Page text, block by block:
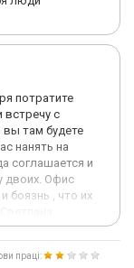
потратите
встречу с
там будете
нанять на
соглашается и
двоих. Офис
боязнь , что их
боится за свое
сплетница ,
на
праці: